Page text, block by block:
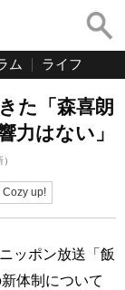
ム ライフ
た「森喜朗
力はない」
Cozy up!
ッポン放送「飯
体制について